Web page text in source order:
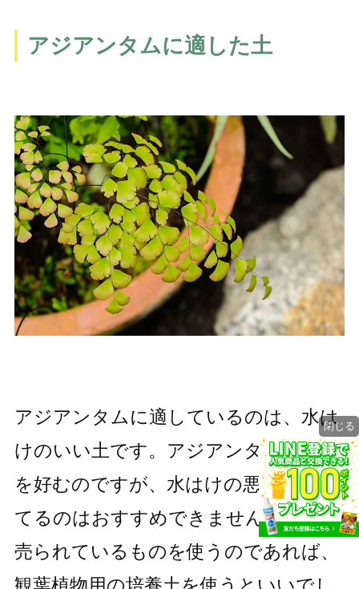
アジアンタムに適した土
アジアンタムに適しているのは、水は
けのいい土です。アジアンタムは湿潤
を好むのですが、水はけの悪い土で育
てるのはおすすめできません。市販で
売られているものを使うのであれば、
閉じる